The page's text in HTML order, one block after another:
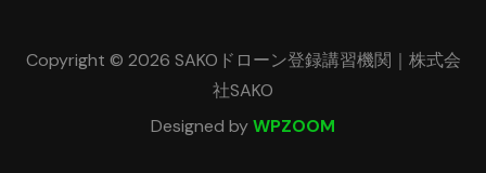
Copyright © 2026 SAKOドローン登録講習機関｜株式会
社SAKO
Designed byWPZOOM